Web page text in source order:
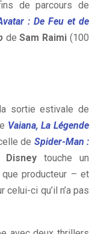
de parcours de
: De Feu et de
deSam Raimi (100
sortie estivale de
Vaiana, La Légende
de Spider-Man :
Disneytouche un
producteur – et
ci qu’il n’a pas